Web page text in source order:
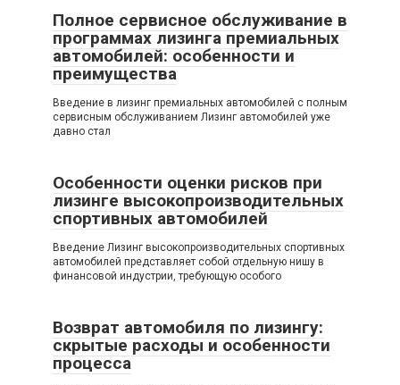
Полное сервисное обслуживание в
программах лизинга премиальных
автомобилей: особенности и
преимущества
Введение в лизинг премиальных автомобилей с полным
сервисным обслуживанием Лизинг автомобилей уже
давно стал
Особенности оценки рисков при
лизинге высокопроизводительных
спортивных автомобилей
Введение Лизинг высокопроизводительных спортивных
автомобилей представляет собой отдельную нишу в
финансовой индустрии, требующую особого
Возврат автомобиля по лизингу:
скрытые расходы и особенности
процесса